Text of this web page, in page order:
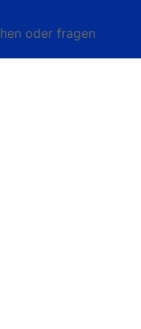
oder fragen